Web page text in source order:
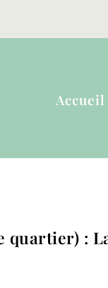
Accueil
quartier) :